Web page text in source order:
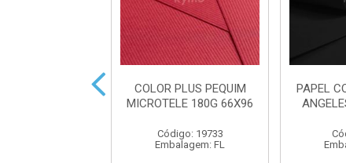
COLOR PLUS PEQUIM
MICROTELE 180G 66X96
Código: 19733
Embalagem: FL
PAPEL